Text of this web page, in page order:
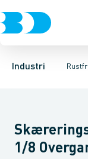
Industri
VentilerRustfrit
Svejsefittings
VinklerUnionerT-
1/8